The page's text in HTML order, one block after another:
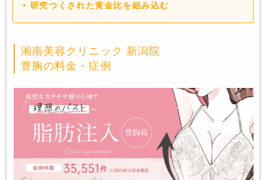
研究つくされた黄金比を組み込む
湘南美容クリニック 新潟院
豊胸の料金・症例